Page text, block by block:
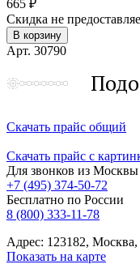
665 ₽
Скидка не
В корзину
Арт. 30790
Скачать прайс общий
Скачать прайс с
Для звонков из Москвы
+7 (495) 374-50-72
Бесплатно по России
8 (800) 333-11-78
Адрес: 123182,
Показать на карте